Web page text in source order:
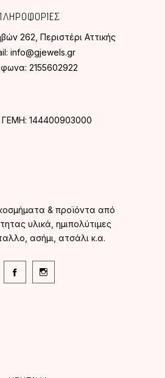
262, Περιστέρι Αττικής
info@gjewels.gr
2155602922
ΓΕΜΗ: 144400903000
& προϊόντα από
υλικά, ημιπολύτιμες
ασήμι, ατσάλι κ.α.